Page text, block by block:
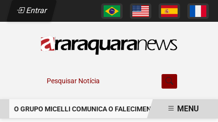
Entrar
Pesquisar Notícia
O GRUPO MICELLI COMUNICA O FALECIMENTO DO SR. MARCELO
MENU